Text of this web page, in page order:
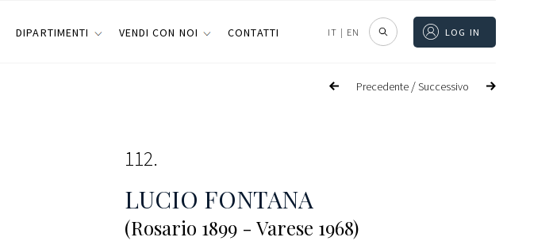
DIPARTIMENTI VENDI CON NOI CONTATTI IT | EN LOG IN
Precedente /Successivo
112
LUCIO FONTANA
(Rosario 1899 - Varese 1968)